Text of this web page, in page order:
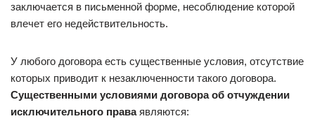
заключается в письменной форме, несоблюдение которой
влечет его недействительность.
У любого договора есть существенные условия, отсутствие
которых приводит к незаключенности такого договора.
Существенными условиями договора об отчуждении
исключительного праваявляются: